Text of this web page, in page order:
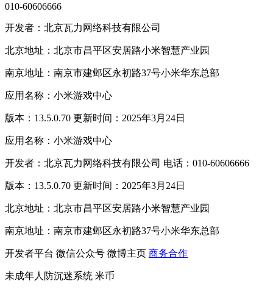
010-60606666
开发者：北京瓦力网络科技有限公司
北京地址：北京市昌平区安居路小米智慧产业园
南京地址：南京市建邺区永初路37号小米华东总部
应用名称：小米游戏中心
版本：13.5.0.70 更新时间：2025年3月24日
应用名称：小米游戏中心
开发者：北京瓦力网络科技有限公司 电话：010-60606666
版本：13.5.0.70 更新时间：2025年3月24日
北京地址：北京市昌平区安居路小米智慧产业园
南京地址：南京市建邺区永初路37号小米华东总部
开发者平台 微信公众号 微博主页 商务合作
未成年人防沉迷系统 米币